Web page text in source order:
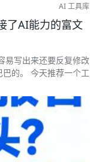
AI 工具库
易写出来还要反复修改
的。 今天推荐一个工